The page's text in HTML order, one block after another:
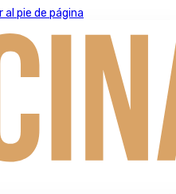
al pie de página